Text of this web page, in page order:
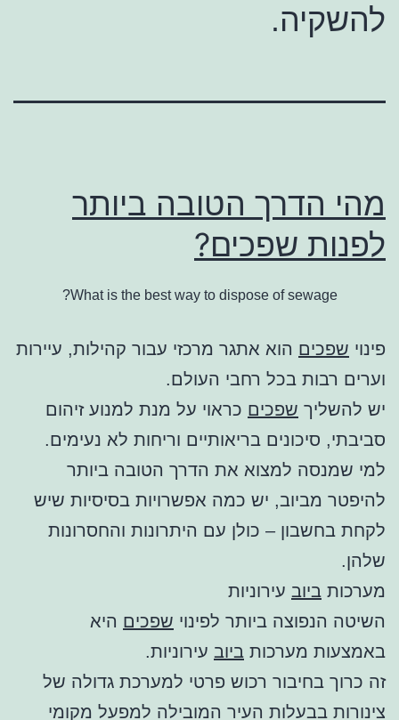
להשקיה.
מהי הדרך הטובה ביותר
לפנות שפכים?
What is the best way to dispose of sewage?
פינוי שפכים הוא אתגר מרכזי עבור קהילות, עיירות
וערים רבות בכל רחבי העולם.
יש להשליך שפכים כראוי על מנת למנוע זיהום
סביבתי, סיכונים בריאותיים וריחות לא נעימים.
למי שמנסה למצוא את הדרך הטובה ביותר
להיפטר מביוב, יש כמה אפשרויות בסיסיות שיש
לקחת בחשבון – כולן עם היתרונות והחסרונות
שלהן.
מערכות ביוב עירוניות
השיטה הנפוצה ביותר לפינוי שפכים היא
באמצעות מערכות ביוב עירוניות.
זה כרוך בחיבור רכוש פרטי למערכת גדולה של
צינורות בבעלות העיר המובילה למפעל מקומי